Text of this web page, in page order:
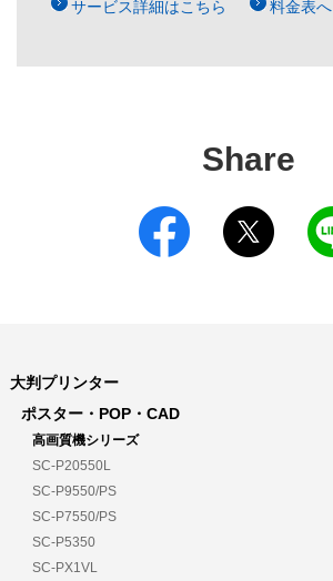
サービス詳細はこちら
料金表へ
Share
大判プリンター
ポスター・POP・CAD
高画質機シリーズ
SC-P20550L
SC-P9550/PS
SC-P7550/PS
SC-P5350
SC-PX1VL